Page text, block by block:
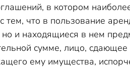
в котором
что в пользование
и находящиеся в нем
сумме, лицо,
ему имущества,